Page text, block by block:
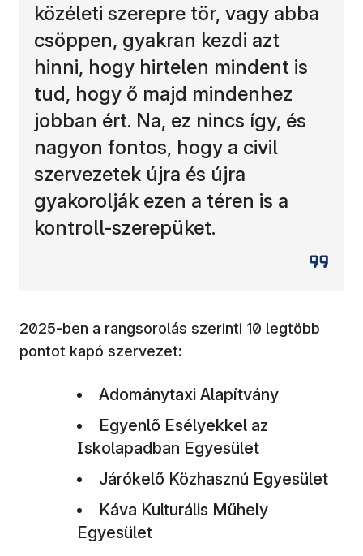
közéleti szerepre tör, vagy abba
csöppen, gyakran kezdi azt
hinni, hogy hirtelen mindent is
tud, hogy ő majd mindenhez
jobban ért. Na, ez nincs így, és
nagyon fontos, hogy a civil
szervezetek újra és újra
gyakorolják ezen a téren is a
kontroll-szerepüket.
2025-ben a rangsorolás szerinti 10 legtöbb
pontot kapó szervezet:
Adománytaxi Alapítvány
Egyenlő Esélyekkel az
Iskolapadban Egyesület
Járókelő Közhasznú Egyesület
Káva Kulturális Műhely
Egyesület